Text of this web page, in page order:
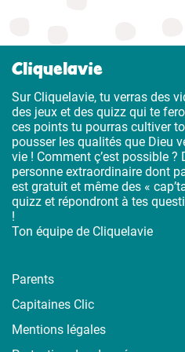
Cliquelavie
Sur Cliquelavie, tu verras des
des jeux et des quizz qui te
ces points tu pourras cultiver
pousser les qualités que Dieu
vie ! Comment ç’est possible ?
personne extraordinaire dont
est gratuit et même des «
quizz et répondront à tes
!
Ton équipe de Cliquelavie
Parents
Capitaines Clic
Mentions légales